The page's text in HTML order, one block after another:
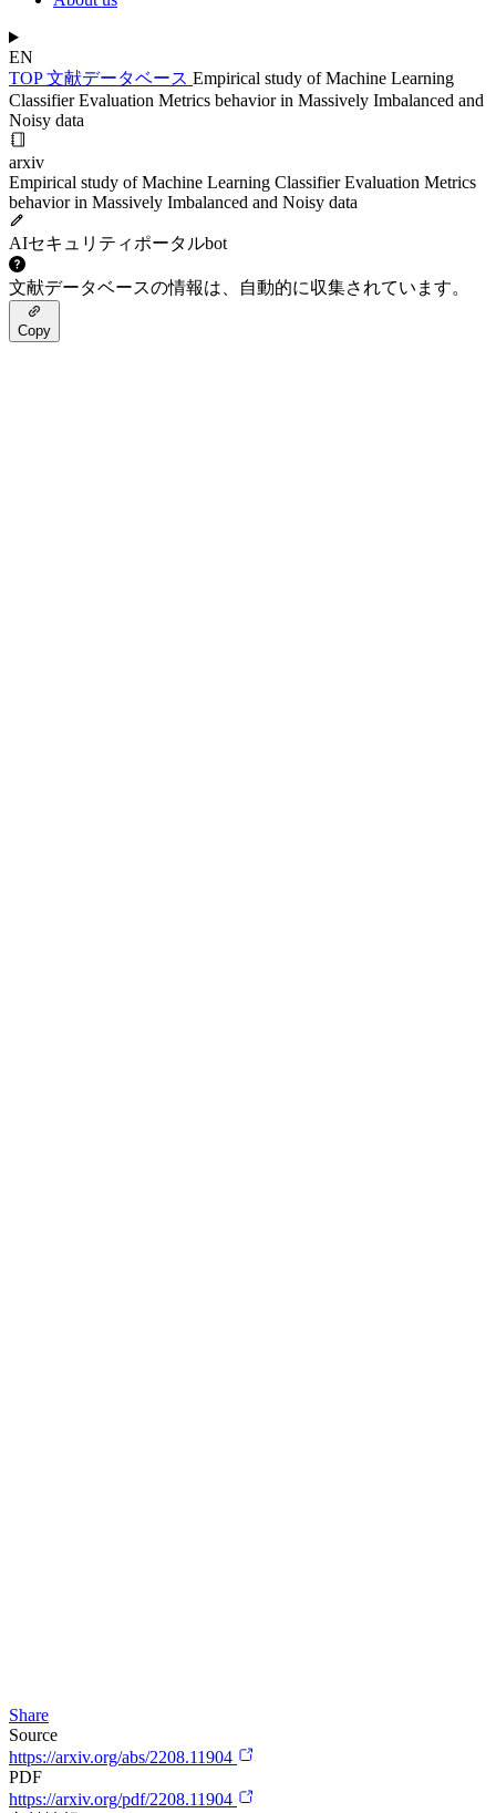
EN
TOP文献データベース Empirical study of Machine Learning
Classifier Evaluation Metrics behavior in Massively Imbalanced and
Noisy data
arxiv
Empirical study of Machine Learning Classifier Evaluation Metrics
behavior in Massively Imbalanced and Noisy data
AIセキュリティポータルbot
文献データベースの情報は、自動的に収集されています。
Copy
Share
Source
https://arxiv.org/abs/2208.11904
PDF
https://arxiv.org/pdf/2208.11904